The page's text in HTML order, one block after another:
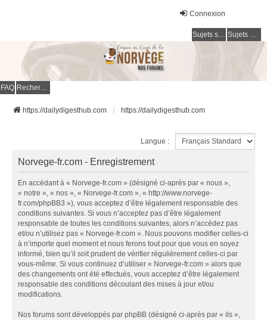
Connexion
Sujets sans réponse Sujets actifs
FAQ Rechercher
https://dailydigesthub.com https://dailydigesthub.com
Langue :
Norvege-fr.com - Enregistrement
En accédant à « Norvege-fr.com » (désigné ci-après par « nous »,
« notre », « nos », « Norvege-fr.com », « http://www.norvege-
fr.com/phpBB3 »), vous acceptez d’être légalement responsable des
conditions suivantes. Si vous n’acceptez pas d’être légalement
responsable de toutes les conditions suivantes, alors n’accédez pas
et/ou n’utilisez pas « Norvege-fr.com ». Nous pouvons modifier celles-ci
à n’importe quel moment et nous ferons tout pour que vous en soyez
informé, bien qu’il soit prudent de vérifier régulièrement celles-ci par
vous-même. Si vous continuez d’utiliser « Norvege-fr.com » alors que
des changements ont été effectués, vous acceptez d’être légalement
responsable des conditions découlant des mises à jour et/ou
modifications.
Nos forums sont développés par phpBB (désigné ci-après par « ils »,